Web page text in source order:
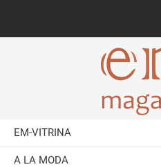
EM-VITRINA
A LA MODA